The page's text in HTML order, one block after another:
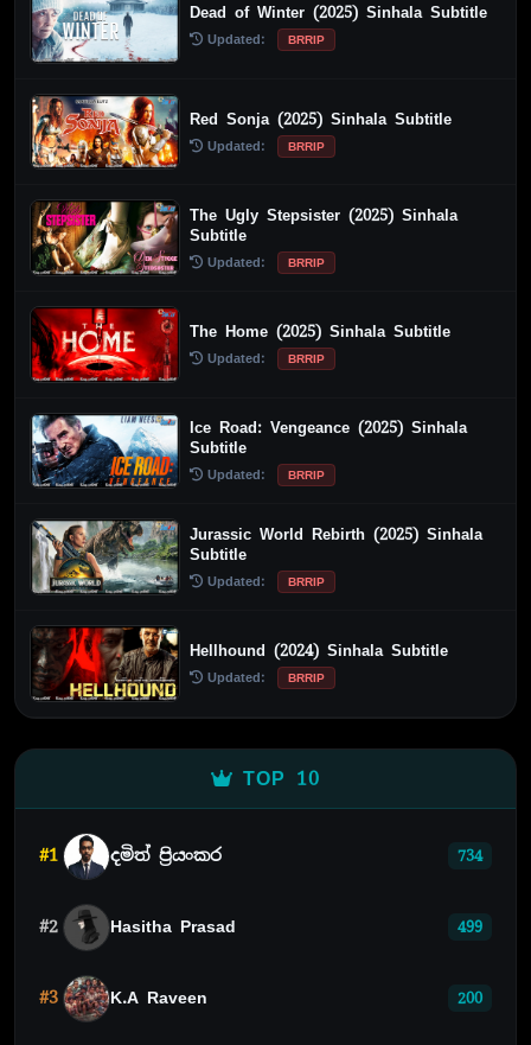
Dead of Winter (2025) Sinhala Subtitle
Updated: BRRIP
Red Sonja (2025) Sinhala Subtitle
Updated: BRRIP
The Ugly Stepsister (2025) Sinhala
Subtitle
Updated: BRRIP
The Home (2025) Sinhala Subtitle
Updated: BRRIP
Ice Road: Vengeance (2025) Sinhala
Subtitle
Updated: BRRIP
Jurassic World Rebirth (2025) Sinhala
Subtitle
Updated: BRRIP
Hellhound (2024) Sinhala Subtitle
Updated: BRRIP
TOP 10
#1 දමිත් ප්‍රියංකර 734
#2 Hasitha Prasad 499
#3 K.A Raveen 200